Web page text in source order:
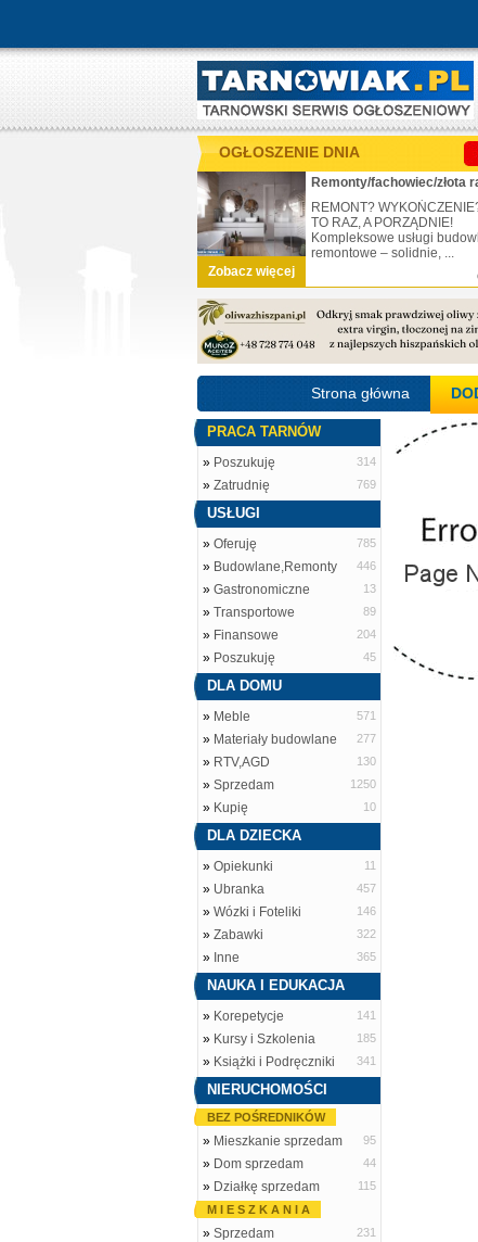
OGŁOSZENIE DNIA
Zobacz więcej
Remonty/fachowiec/złota
REMONT?
TO RAZ, A PORZĄDNIE!
Kompleksowe usługi
remontowe – solidnie, ...
Strona główna
PRACA TARNÓW
» Poszukuję 314
» Zatrudnię 769
USŁUGI
» Oferuję 785
» Budowlane,Remonty 446
» Gastronomiczne 13
» Transportowe 89
» Finansowe 204
» Poszukuję 45
DLA DOMU
» Meble 571
» Materiały budowlane 277
» RTV,AGD 130
» Sprzedam 1250
» Kupię 10
DLA DZIECKA
» Opiekunki 11
» Ubranka 457
» Wózki i Foteliki 146
» Zabawki 322
» Inne 365
NAUKA I EDUKACJA
» Korepetycje 141
» Kursy i Szkolenia 185
» Książki i Podręczniki 341
NIERUCHOMOŚCI
BEZ POŚREDNIKÓW
» Mieszkanie sprzedam 95
» Dom sprzedam 44
» Działkę sprzedam
115
M I E S Z K A N I A
» Sprzedam 231